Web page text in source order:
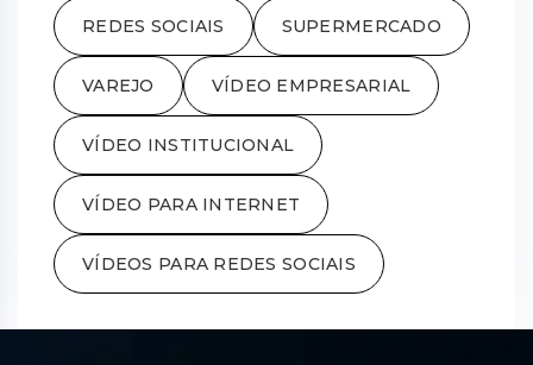
REDES SOCIAIS SUPERMERCADO
VAREJO VÍDEO EMPRESARIAL
VÍDEO INSTITUCIONAL
VÍDEO PARA INTERNET
VÍDEOS PARA REDES SOCIAIS